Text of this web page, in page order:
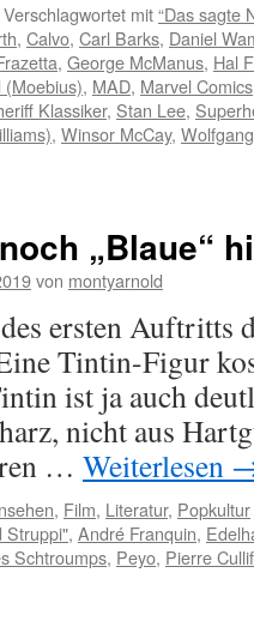
Verschlagwortet mit“Das sagte
, Calvo, Carl Barks, Daniel
, George McManus, Hal
, MAD, Marvel Comics
Klassiker, Stan Lee,
, Winsor McCay,
„Blaue“
von montyarnold
ersten Auftritts
Tintin-Figur
ist ja auch
nicht aus
… Weiterlesen
, Film, Literatur, Popkultur
Struppi", André Franquin,
Schtroumps, Peyo, Pierre